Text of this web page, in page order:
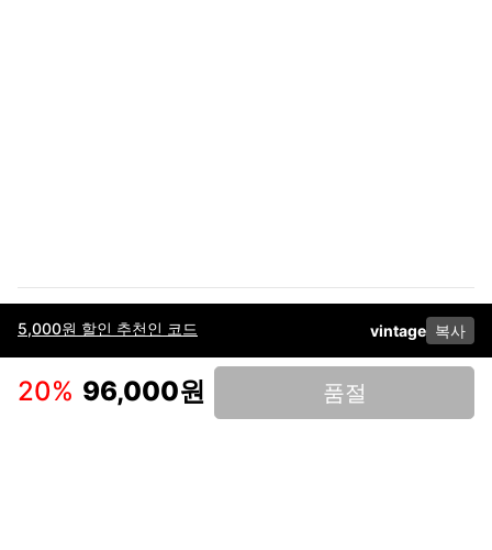
5,000원 할인 추천인 코드 vintage 복사
20% 96,000원 품절
이용약관고객센터판매개인정보 처리방침사업자 정보다운로드
인스타그램